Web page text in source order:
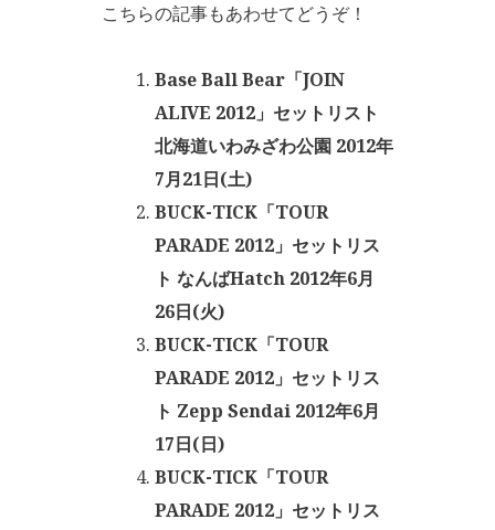
こちらの記事もあわせてどうぞ！
Base Ball Bear「JOIN
ALIVE 2012」セットリスト
北海道いわみざわ公園 2012年
7月21日(土)
BUCK-TICK「TOUR
PARADE 2012」セットリス
ト なんばHatch 2012年6月
26日(火)
BUCK-TICK「TOUR
PARADE 2012」セットリス
ト Zepp Sendai 2012年6月
17日(日)
BUCK-TICK「TOUR
PARADE 2012」セットリス